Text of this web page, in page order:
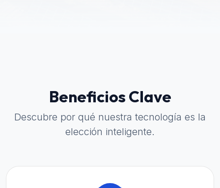
Beneficios Clave
Descubre por qué nuestra tecnología es la
elección inteligente.